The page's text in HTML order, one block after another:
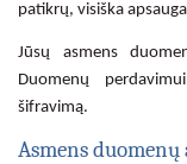
patikrų, visiška
Jūsų asmens
Duomenų
šifravimą.
Asmens